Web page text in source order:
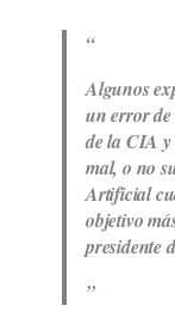
Algunos
un error de
de la CIA
mal, o no
Artificial
objetivo
presidente